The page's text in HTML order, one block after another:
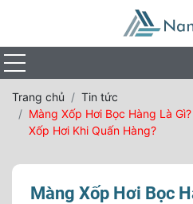
Trang chủ
Tin tức
Màng Xốp Hơi Bọc Hàng Là
Xốp Hơi Khi Quấn Hàng?
Màng Xốp Hơi Bọc